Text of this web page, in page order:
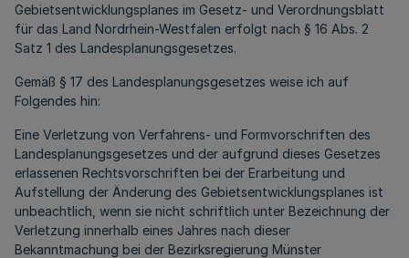
Gebietsentwicklungsplanes im Gesetz- und Verordnungsblatt
für das Land Nordrhein-Westfalen erfolgt nach § 16 Abs. 2
Satz 1 des Landesplanungsgesetzes.
Gemäß § 17 des Landesplanungsgesetzes weise ich auf
Folgendes hin:
Eine Verletzung von Verfahrens- und Formvorschriften des
Landesplanungsgesetzes und der aufgrund dieses Gesetzes
erlassenen Rechtsvorschriften bei der Erarbeitung und
Aufstellung der Änderung des Gebietsentwicklungsplanes ist
unbeachtlich, wenn sie nicht schriftlich unter Bezeichnung der
Verletzung innerhalb eines Jahres nach dieser
Bekanntmachung bei der Bezirksregierung Münster